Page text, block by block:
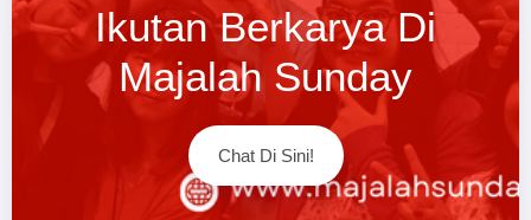
Ikutan Berkarya Di
Majalah Sunday
Chat Di Sini!